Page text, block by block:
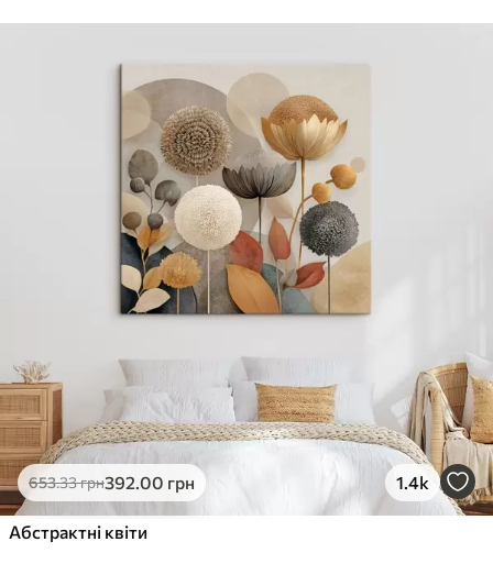
653.33грн392.00 грн 1.4k
Абстрактні квіти